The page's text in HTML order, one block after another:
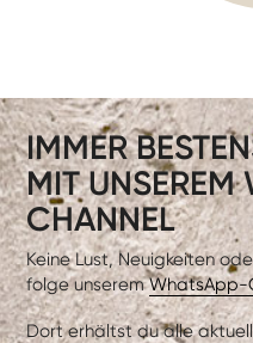
IMMER
MIT
CHANNEL
Keine Lust, Neuigkeiten
folge unseremWhatsApp-
Dort erhältst du alle